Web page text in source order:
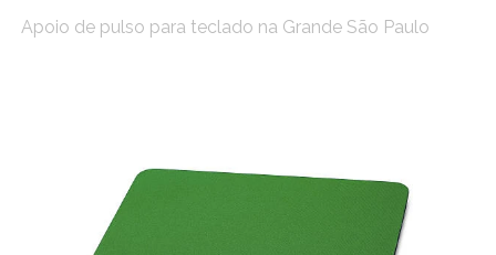
Apoio de pulso para teclado na Grande São Paulo